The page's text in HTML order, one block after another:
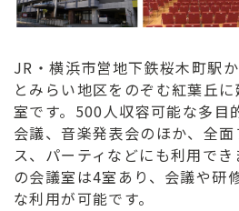
JR・横浜市営地下鉄桜木町駅
とみらい地区をのぞむ紅葉丘
室です。500人収容可能な多目
会議、音楽発表会のほか、全
ス、パーティなどにも利用で
の会議室は4室あり、会議や研
な利用が可能です。